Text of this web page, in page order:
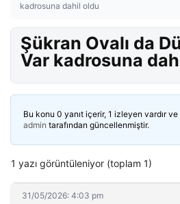
kadrosuna dahil oldu
Şükran Ovalı da
Var kadrosuna
Bu konu 0 yanıt içerir, 1 izleyen vardır ve
admin tarafından güncellenmiştir.
1 yazı görüntüleniyor (toplam 1)
31/05/2026: 4:03 pm